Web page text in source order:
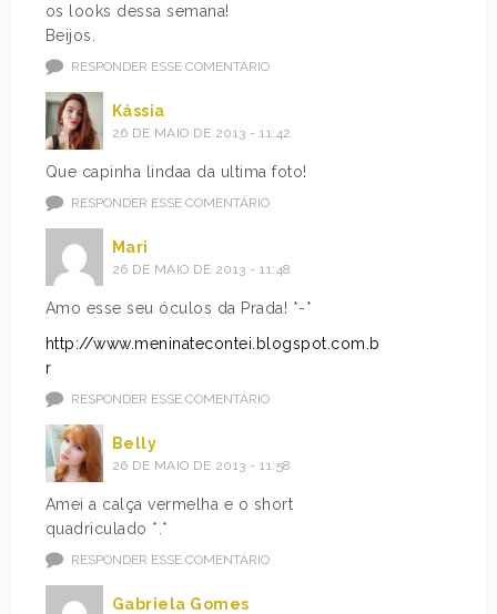
os looks dessa semana!
Beijos.
RESPONDER ESSE COMENTÁRIO
Kássia
26 DE MAIO DE 2013 - 11:42
Que capinha lindaa da ultima foto!
RESPONDER ESSE COMENTÁRIO
Mari
26 DE MAIO DE 2013 - 11:48
Amo esse seu óculos da Prada! *-*
http://www.meninatecontei.blogspot.com.b
r
RESPONDER ESSE COMENTÁRIO
Belly
26 DE MAIO DE 2013 - 11:58
Amei a calça vermelha e o short
quadriculado *.*
RESPONDER ESSE COMENTÁRIO
Gabriela Gomes